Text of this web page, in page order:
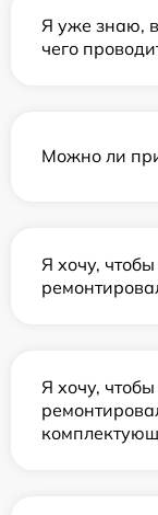
Я уже знаю,
чего
Можно ли
Я хочу,
Я хочу,